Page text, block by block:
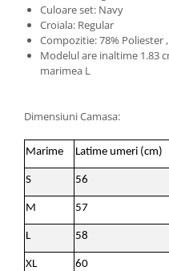
Culoare set: Navy
Croiala: Regular
Compozitie: 78% Poliester
Modelul are inaltime 1.83
marimea L
Dimensiuni Camasa:
Marime Latime umeri (cm)
S 56
M 57
L 58
XL 60